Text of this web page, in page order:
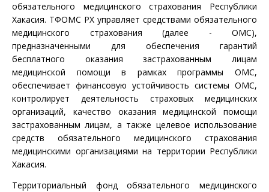
обязательного медицинского страхования Республики
Хакасия. ТФОМС РХ управляет средствами обязательного
медицинского страхования (далее - ОМС),
предназначенными для обеспечения гарантий
бесплатного оказания застрахованным лицам
медицинской помощи в рамках программы ОМС,
обеспечивает финансовую устойчивость системы ОМС,
контролирует деятельность страховых медицинских
организаций, качество оказания медицинской помощи
застрахованным лицам, а также целевое использование
средств обязательного медицинского страхования
медицинскими организациями на территории Республики
Хакасия.
Территориальный фонд обязательного медицинского